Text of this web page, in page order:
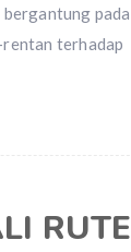
pada
terhadap
RUTE